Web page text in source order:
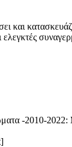
και
ελεγκτές
-2010-2022: